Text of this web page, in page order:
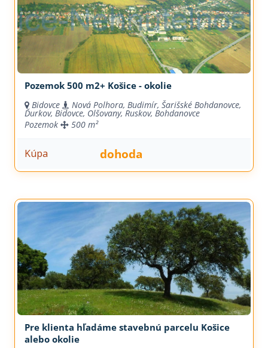
Pozemok 500 m2+ Košice - okolie
Bidovce Nová Polhora, Budimír, Šarišské Bohdanovce,
Ďurkov, Bidovce, Olšovany, Ruskov, Bohdanovce
Pozemok
500 m²
Kúpa dohoda
Pre klienta hľadáme stavebnú parcelu Košice
alebo okolie